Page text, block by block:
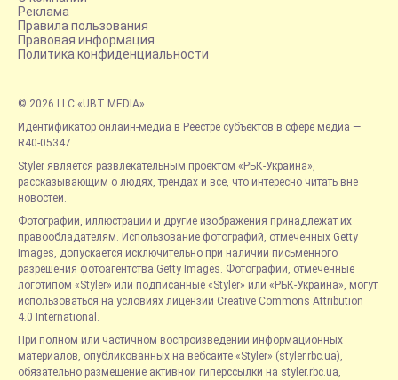
Реклама
Правила пользования
Правовая информация
Политика конфиденциальности
© 2026 LLC «UBT MEDIA»
Идентификатор онлайн-медиа в Реестре субъектов в сфере медиа —
R40-05347
Styler является развлекательным проектом «РБК-Украина»,
рассказывающим о людях, трендах и всё, что интересно читать вне
новостей.
Фотографии, иллюстрации и другие изображения принадлежат их
правообладателям. Использование фотографий, отмеченных Getty
Images, допускается исключительно при наличии письменного
разрешения фотоагентства Getty Images. Фотографии, отмеченные
логотипом «Styler» или подписанные «Styler» или «РБК-Украина», могут
использоваться на условиях лицензии Creative Commons Attribution
4.0 International.
При полном или частичном воспроизведении информационных
материалов, опубликованных на вебсайте «Styler» (styler.rbc.ua),
обязательно размещение активной гиперссылки на styler.rbc.ua,